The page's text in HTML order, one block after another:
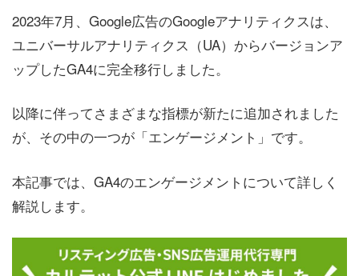
2023年7月、Google広告のGoogleアナリティクスは、
ユニバーサルアナリティクス（UA）からバージョンア
ップしたGA4に完全移行しました。
以降に伴ってさまざまな指標が新たに追加されました
が、その中の一つが「エンゲージメント」です。
本記事では、GA4のエンゲージメントについて詳しく
解説します。